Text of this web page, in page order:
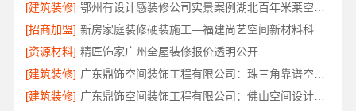
[建筑装修]
[招商加盟]
新房家庭装修硬装施工—福建尚艺空间新材料科技有限公司
[资源材料] 精匠饰家广州全屋装修报价透明公开
[建筑装修]
[建筑装修]
广东鼎饰空间装饰工程有限公司：佛山空间设计优惠活动售后无忧